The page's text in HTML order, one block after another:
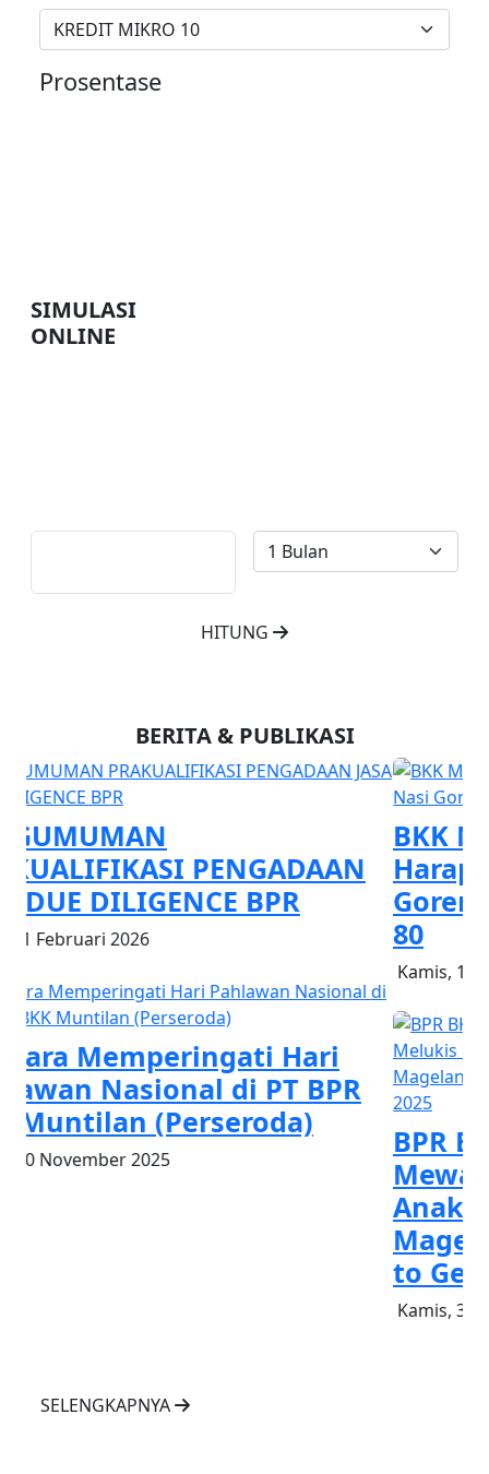
KREDIT MIKRO 10
Prosentase
SIMULASI
ONLINE
1 Bulan
HITUNG
BERITA & PUBLIKASI
BKK Muntilan Raih Juara
Harapan 2 Lomba Masak Nasi
Goreng Magelangan HUT RI ke-
80
BPR BKK Muntilan Gelar Lomba
Mewarnai dan Melukis untuk
Anak TK dan SD se-Kabupaten
Magelang, dalam Rangka Road
SELENGKAPNYA